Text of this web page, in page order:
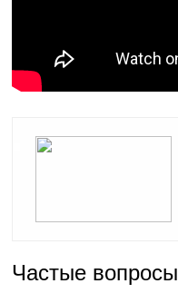
Частые вопросы